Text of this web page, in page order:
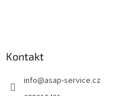
Kontakt
info@asap-service.cz